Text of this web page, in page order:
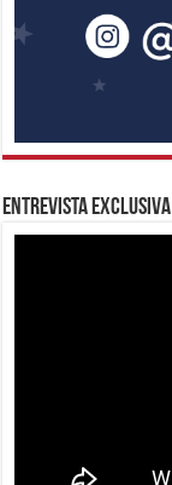
Entrevista Exclusiva